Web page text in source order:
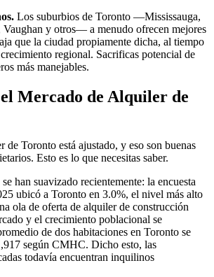
Los suburbios de Toronto —Mississauga,
y otros— a menudo ofrecen mejores
que la ciudad propiamente dicha, al tiempo
regional. Sacrificas potencial de
más manejables.
Mercado de Alquiler de
de Toronto está ajustado, y eso son buenas
Esto es lo que necesitas saber.
han suavizado recientemente: la encuesta
ubicó a Toronto en 3.0%, el nivel más alto
ola de oferta de alquiler de construcción
y el crecimiento poblacional se
de dos habitaciones en Toronto se
según CMHC. Dicho esto, las
todavía encuentran inquilinos